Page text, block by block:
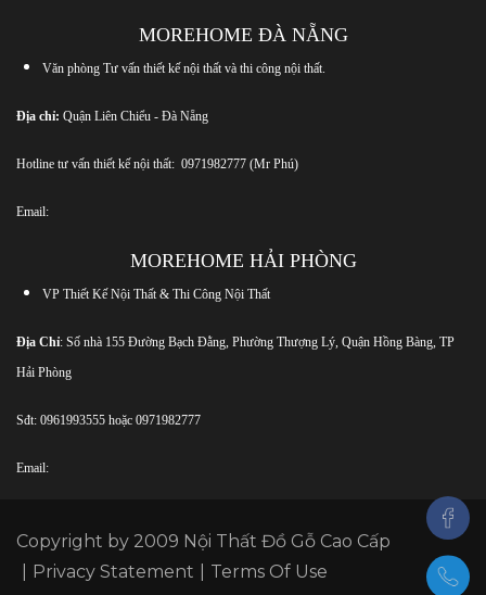
MOREHOME ĐÀ NẴNG
Văn phòng Tư vấn thiết kế nội thất và thi công nội thất.
Địa chỉ: Quận Liên Chiểu - Đà Nẵng
Hotline tư vấn thiết kế nội thất: 0971982777 (Mr Phú)
Email:
MOREHOME HẢI PHÒNG
VP Thiết Kế Nội Thất & Thi Công Nội Thất
Địa Chỉ: Số nhà 155 Đường Bạch Đằng, Phường Thượng Lý, Quận Hồng Bàng, TP
Hải Phòng
Sđt: 0961993555 hoặc 0971982777
Email:
Copyright by 2009 Nội Thất Đồ Gỗ Cao Cấp
Privacy Statement Terms Of Use